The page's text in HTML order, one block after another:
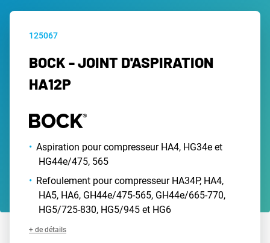
125067
BOCK - JOINT D'ASPIRATION
HA12P
Aspiration pour compresseur HA4, HG34e et
HG44e/475, 565
Refoulement pour compresseur HA34P, HA4,
HA5, HA6, GH44e/475-565, GH44e/665-770,
HG5/725-830, HG5/945 et HG6
+ de détails